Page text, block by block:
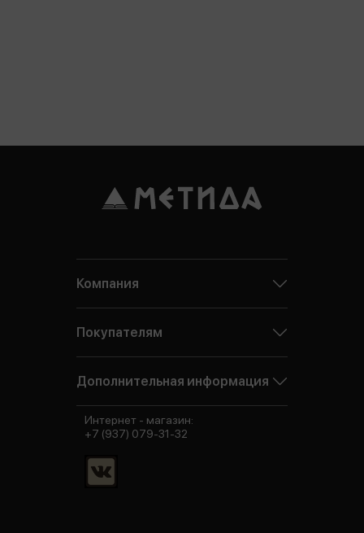
Компания
Покупателям
Дополнительная информация
Интернет - магазин:
+7 (937) 079-31-32